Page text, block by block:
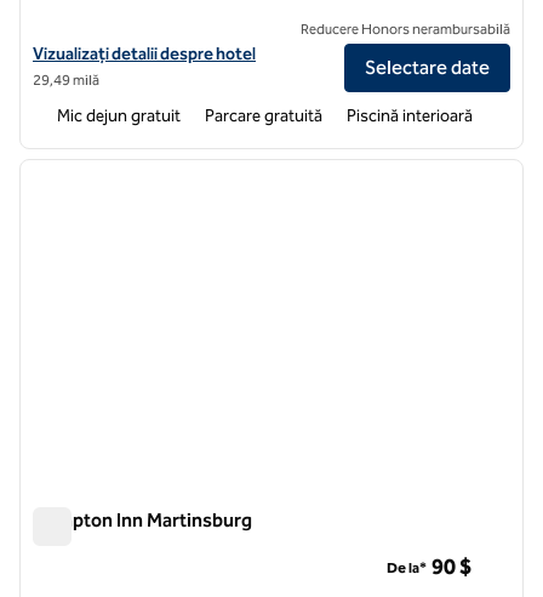
Vizualizați detaliile hotelului pentru Aeroportul Internațional
Vizualizați detalii despre hotel
29,49 milă
Reducere Honors nerambursabilă
Selectare date
Mic dejun gratuit Parcare gratuită Piscină interioară
1 din 12
Hampton Inn Martinsburg
De la* 90 $